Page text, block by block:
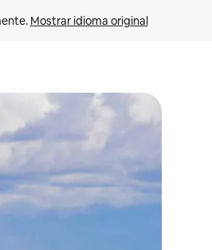
Mostrar idioma original